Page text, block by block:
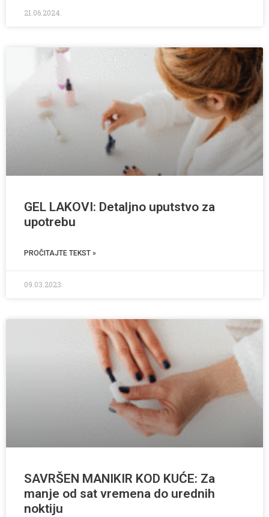
21.06.2024.
GEL LAKOVI: Detaljno uputstvo za
upotrebu
PROČITAJTE TEKST »
09.03.2023.
SAVRŠEN MANIKIR KOD KUĆE: Za
manje od sat vremena do urednih
noktiju